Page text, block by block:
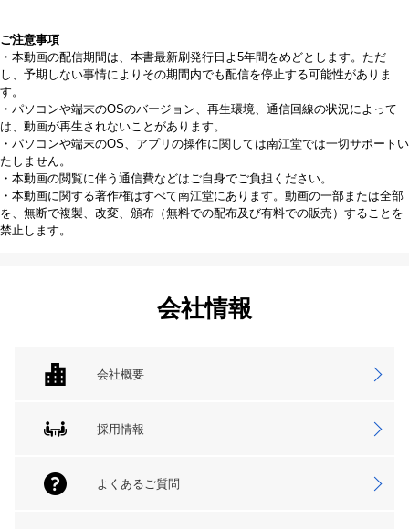
ご注意事項
・本動画の配信期間は、本書最新刷発行日よ5年間をめどとします。ただ
し、予期しない事情によりその期間内でも配信を停止する可能性がありま
す。
・パソコンや端末のOSのバージョン、再生環境、通信回線の状況によって
は、動画が再生されないことがあります。
・パソコンや端末のOS、アプリの操作に関しては南江堂では一切サポートい
たしません。
・本動画の閲覧に伴う通信費などはご自身でご負担ください。
・本動画に関する著作権はすべて南江堂にあります。動画の一部または全部
を、無断で複製、改変、頒布（無料での配布及び有料での販売）することを
禁止します。
会社情報
会社概要
採用情報
よくあるご質問